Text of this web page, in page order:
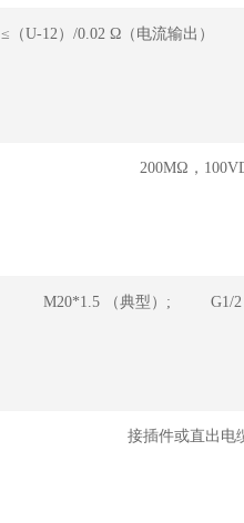
≤（U-12）/0.02 Ω（电流输出）
200MΩ，
M20*1.5 （典型）; G1/2
接插件或直出电